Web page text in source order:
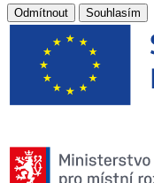
Odmítnout Souhlasím